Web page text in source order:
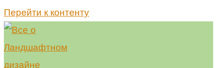
Перейти к контенту